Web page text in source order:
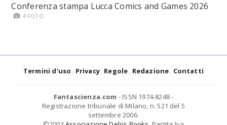
Conferenza stampa Lucca Comics and Games 2026
4 FOTO
Termini d'uso Privacy Regole Redazione Contatti
Fantascienza.com - ISSN 1974-8248 -
Registrazione tribunale di Milano, n. 521 del 5
settembre 2006.